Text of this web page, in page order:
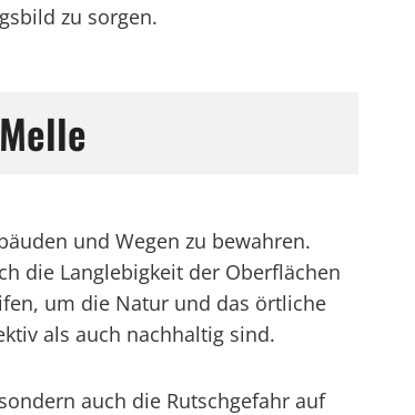
zu sorgen.
und Wegen zu bewahren.
die Langlebigkeit der Oberflächen
um die Natur und das örtliche
als auch nachhaltig sind.
auch die Rutschgefahr auf